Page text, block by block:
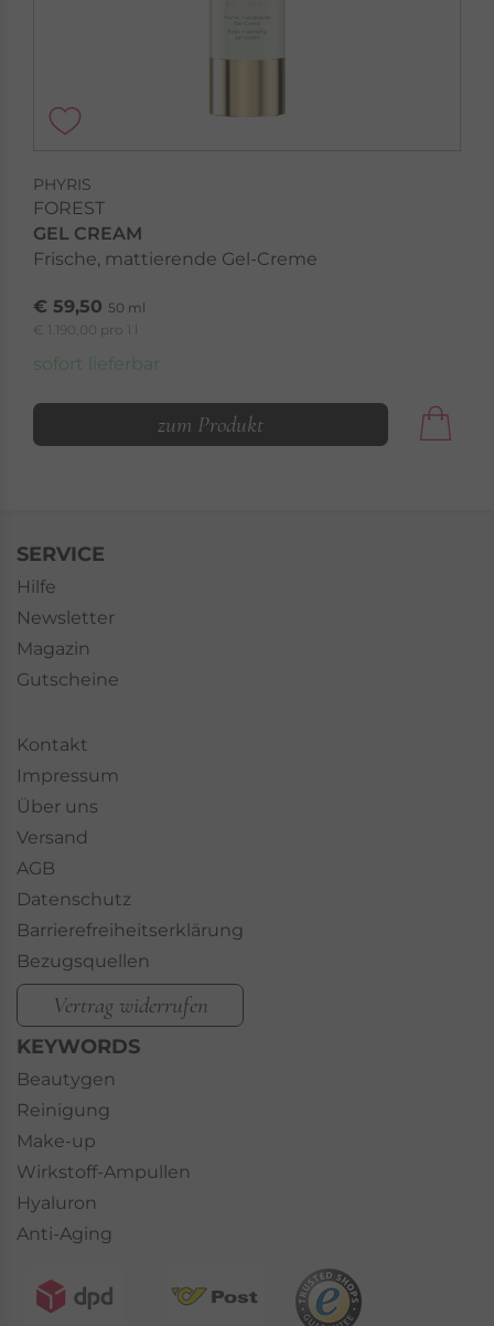
PHYRIS
FOREST
GEL CREAM
Frische, mattierende Gel-Creme
€ 59,50 50 ml
€ 1.190,00 pro 1 l
sofort lieferbar
zum Produkt
SERVICE
Hilfe
Newsletter
Magazin
Gutscheine
Kontakt
Impressum
Über uns
Versand
AGB
Datenschutz
Barrierefreiheitserklärung
Bezugsquellen
Vertrag widerrufen
KEYWORDS
Beautygen
Reinigung
Make-up
Wirkstoff-Ampullen
Hyaluron
Anti-Aging